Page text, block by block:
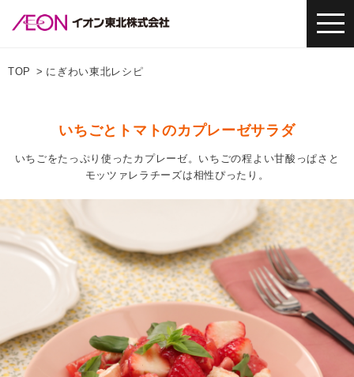
TOP にぎわい東北レシピ
いちごとトマトのカプレーゼサラダ
いちごをたっぷり使ったカプレーゼ。いちごの程よい甘酸っぱさと
モッツァレラチーズは相性ぴったり。